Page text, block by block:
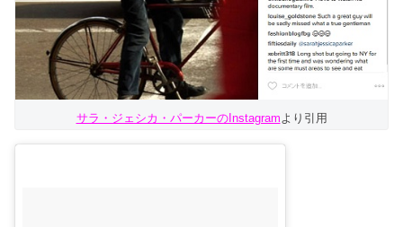
サラ・ジェシカ・パーカーのInstagramより引用